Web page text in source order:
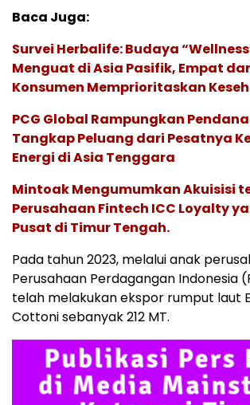
Baca Juga:
Survei Herbalife: Budaya
Menguat di Asia Pasifik, Empat
Konsumen Memprioritaskan
PCG Global Rampungkan
Tangkap Peluang dari Pesatnya
Energi di Asia Tenggara
Mintoak Mengumumkan Akuisisi
Perusahaan Fintech ICC Loyalty
Pusat di Timur Tengah.
Pada tahun 2023, melalui anak
Perusahaan Perdagangan Indonesia
telah melakukan ekspor rumput laut
Cottoni sebanyak 212 MT.